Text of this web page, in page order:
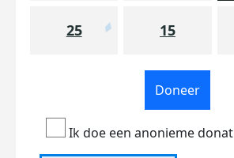
25 15
Doneer
Ik doe een anonieme